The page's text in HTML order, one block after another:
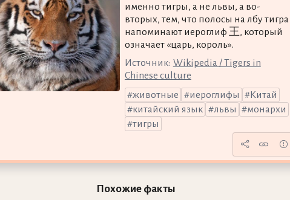
именно тигры, а не львы, а во-
вторых, тем, что полосы на лбу тигра
напоминают иероглиф 王, который
означает «царь, король».
Источник: Wikipedia / Tigers in
Chinese culture
животные
иероглифы
Китай
китайский язык
львы
монархи
тигры
Похожие факты